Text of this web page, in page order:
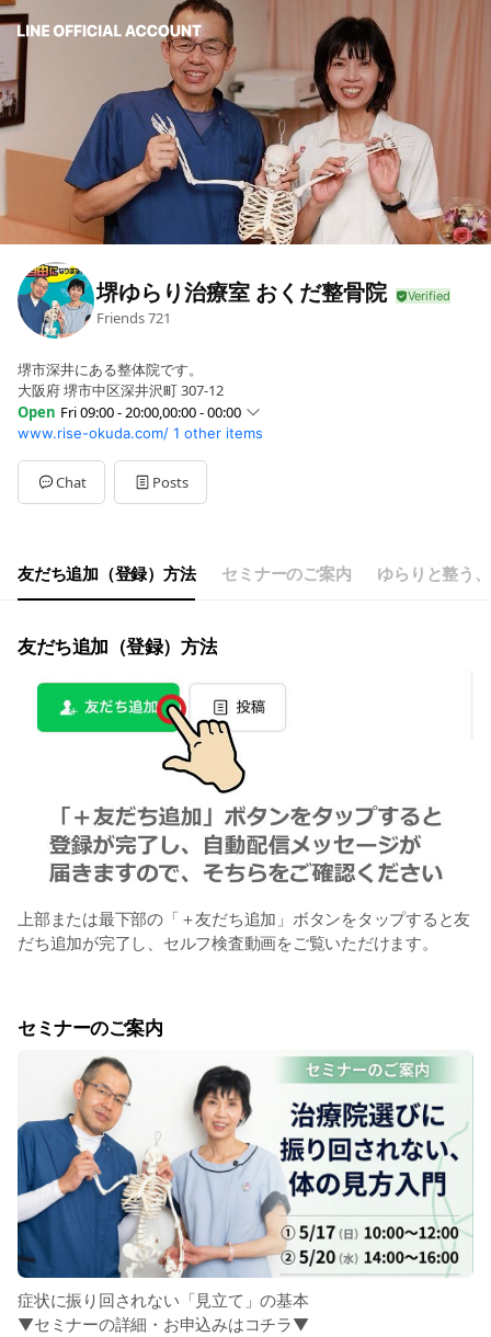
堺ゆらり治療室 おくだ整骨院
Friends721
堺市深井にある整体院です。
大阪府 堺市中区深井沢町 307-12
Open Fri 09:00 - 20:00,00:00 - 00:00
Sun09:00 - 20:00,00:00 - 00:00
Mon09:00 - 20:00,00:00 - 00:00
Tue09:00 - 20:00,00:00 - 00:00
Wed09:00 - 20:00,00:00 - 00:00
Sat 09:00 - 20:00,00:00 - 00:00
不定休です
www.rise-okuda.com/ 1 other items
Chat Posts
友だち追加（登録）方法 セミナーのご案内 ゆらりと整う
友だち追加（登録）方法
上部または最下部の「＋友だち追加」ボタンをタップすると友
だち追加が完了し、セルフ検査動画をご覧いただけます。
セミナーのご案内
症状に振り回されない「見立て」の基本
▼セミナーの詳細・お申込みはコチラ▼